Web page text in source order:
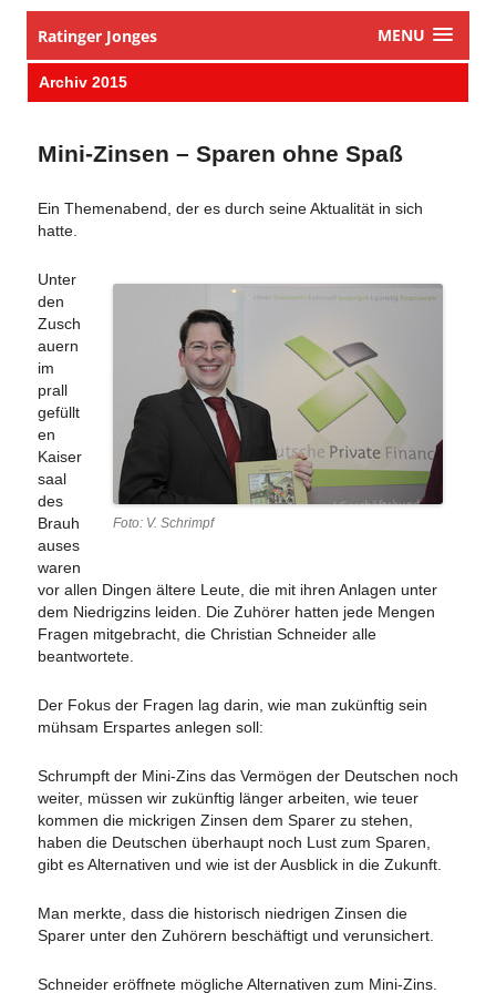
Ratinger Jonges MENU
Archiv 2015
Mini-Zinsen – Sparen ohne Spaß
Ein Themenabend, der es durch seine Aktualität in sich
hatte.
Foto: V. Schrimpf
Unter
den
Zusch
auern
im
prall
gefüllt
en
Kaiser
saal
des
Brauh
auses
waren
vor allen Dingen ältere Leute, die mit ihren Anlagen unter
dem Niedrigzins leiden. Die Zuhörer hatten jede Mengen
Fragen mitgebracht, die Christian Schneider alle
beantwortete.
Der Fokus der Fragen lag darin, wie man zukünftig sein
mühsam Erspartes anlegen soll:
Schrumpft der Mini-Zins das Vermögen der Deutschen noch
weiter, müssen wir zukünftig länger arbeiten, wie teuer
kommen die mickrigen Zinsen dem Sparer zu stehen,
haben die Deutschen überhaupt noch Lust zum Sparen,
gibt es Alternativen und wie ist der Ausblick in die Zukunft.
Man merkte, dass die historisch niedrigen Zinsen die
Sparer unter den Zuhörern beschäftigt und verunsichert.
Schneider eröffnete mögliche Alternativen zum Mini-Zins.